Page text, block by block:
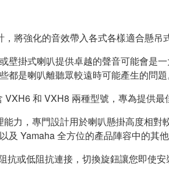
將強化的音效帶入各式各樣適合懸吊
壁掛式喇叭提供卓越的聲音可能會是
是喇叭離聽眾較遠時可能產生的問題
和 VXH8 兩種型號，專為提供最
力，專門設計用於喇叭懸掛高度相
Yamaha 全方位的產品陣容中的其
或低阻抗連接，切換旋鈕讓您即使